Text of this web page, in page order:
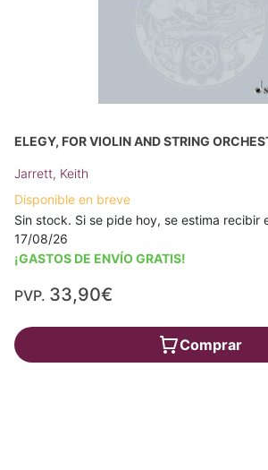
ELEGY, FOR VIOLIN AND STRING
Jarrett, Keith
Disponible en breve
Sin stock. Si se pide hoy, se estima recibir
17/08/26
¡GASTOS DE ENVÍO GRATIS!
PVP. 33,90€
Comprar